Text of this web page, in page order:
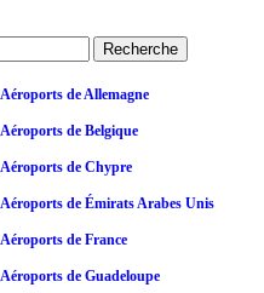
Aéroports de Allemagne
Aéroports de Belgique
Aéroports de Chypre
Aéroports de Émirats Arabes Unis
Aéroports de France
Aéroports de Guadeloupe